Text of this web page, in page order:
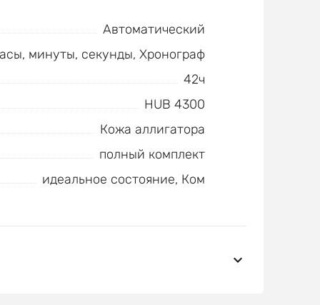
Автоматический
минуты, секунды, Хронограф
42ч
HUB 4300
Кожа аллигатора
полный комплект
идеальное состояние, Ком